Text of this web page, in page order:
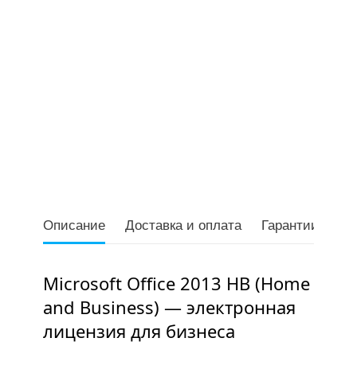
Описание Доставка и оплата Гарантии
Microsoft Office 2013 HB (Home
and Business) — электронная
лицензия для бизнеса